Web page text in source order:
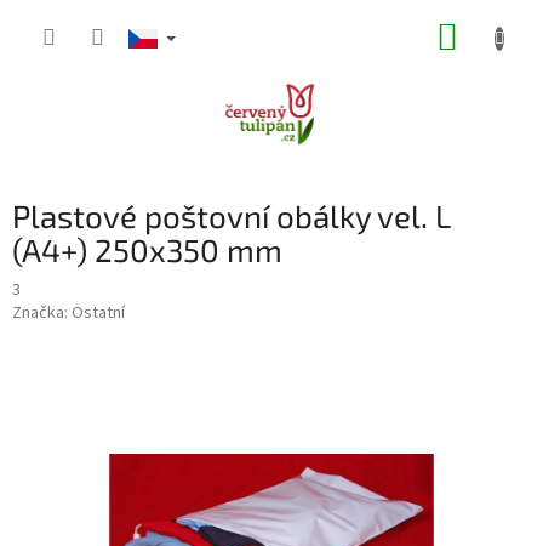
Plastové poštovní obálky vel. L
(A4+) 250x350 mm
3
Značka: Ostatní